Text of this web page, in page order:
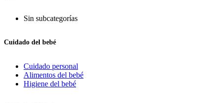
Sin subcategorías
Cuidado del bebé
Cuidado personal
Alimentos del bebé
Higiene del bebé